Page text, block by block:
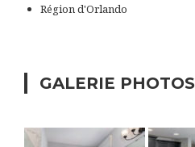
Région d'Orlando
GALERIE PHOTOS